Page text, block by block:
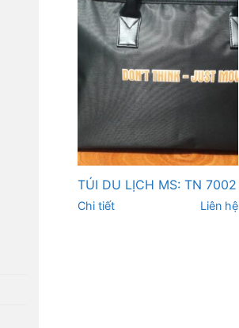
TÚI DU LỊCH MS: TN 7002
Chi tiết Liên hệ